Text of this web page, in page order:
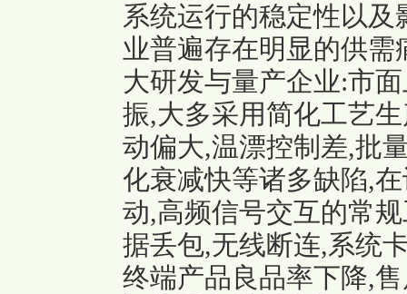
系统运行的稳定性以
业普遍存在明显的供
大研发与量产企业:市
振,大多采用简化工艺
动偏大,温漂控制差,批
化衰减快等诸多缺陷,
动,高频信号交互的常
据丢包,无线断连,系统
终端产品良品率下降,